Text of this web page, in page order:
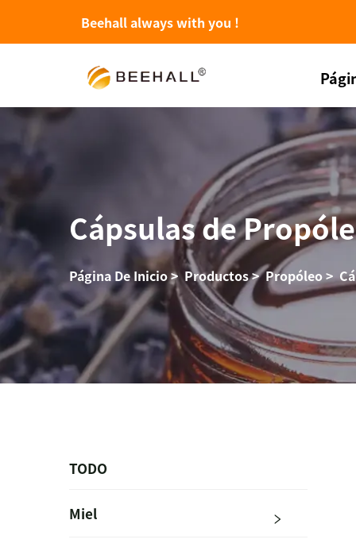
Beehall always with you !
Cápsulas de
Página De Inicio>Productos>Propóleo>
TODO
Miel